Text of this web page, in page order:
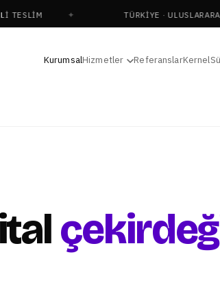
TÜRKIYE · ULUSLARARASI
KurumsalHizmetler ReferanslarKernel